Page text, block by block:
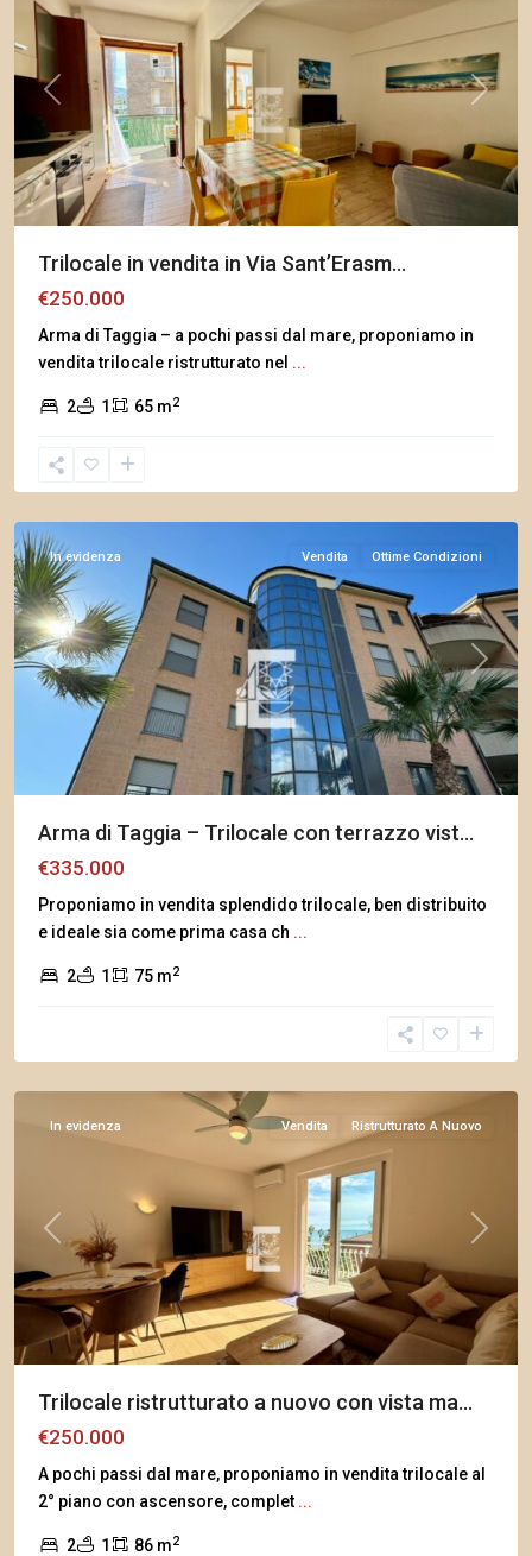
Previous Next
Trilocale in vendita in Via Sant’Erasm...
€250.000
Arma di Taggia – a pochi passi dal mare, proponiamo in
vendita trilocale ristrutturato nel ...
2 1 65 m2
di
Taggia
Previous Next
In evidenza Vendita Ottime Condizioni
Arma di Taggia – Trilocale con terrazzo vist...
€335.000
Proponiamo in vendita splendido trilocale, ben distribuito
e ideale sia come prima casa ch ...
2 1 75 m2
Bussana
Previous Next
In evidenza Vendita Ristrutturato A Nuovo
Trilocale ristrutturato a nuovo con vista ma...
€250.000
A pochi passi dal mare, proponiamo in vendita trilocale al
2° piano con ascensore, complet ...
2 1 86 m2